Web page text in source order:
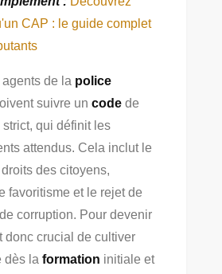
CAP : le guide complet
de la police
suivre un codede
qui définit les
attendus. Cela inclut le
des citoyens,
favoritisme et le rejet de
corruption. Pour devenir
donc crucial de cultiver
dès la formation initiale et